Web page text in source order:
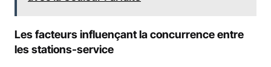
Les facteurs influençant la concurrence entre
les stations-service